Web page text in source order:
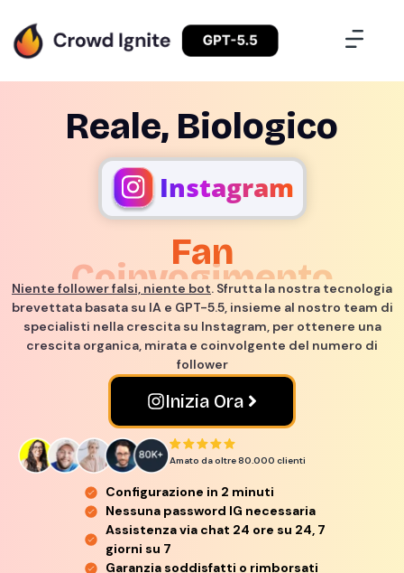
Reale, Biologico
Instagram
Coinvogimento
Successo
Niente follower falsi, niente bot. Sfrutta la nostra tecnologia
brevettata basata su IA e GPT-5.5, insieme al nostro team di
specialisti nella crescita su Instagram, per ottenere una
crescita organica, mirata e coinvolgente del numero di
follower
Inizia Ora
Configurazione in 2 minuti
Nessuna password IG necessaria
Assistenza via chat 24 ore su 24, 7
giorni su 7
Garanzia soddisfatti o rimborsati
Amato da oltre 80.000 clienti